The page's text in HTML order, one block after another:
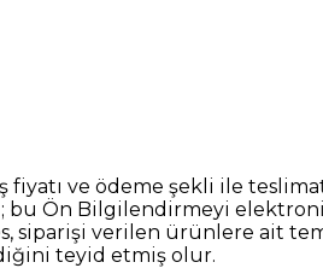
ve ödeme şekli ile
bu Ön Bilgilendirmeyi
siparişi verilen ürünlere ait
teyid etmiş olur.